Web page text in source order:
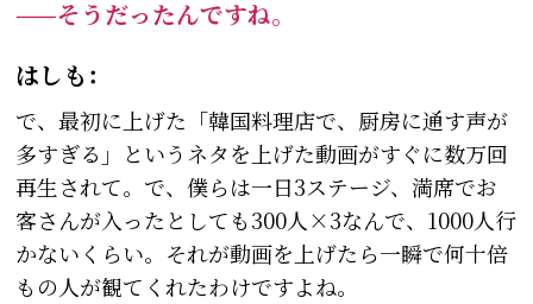
——そうだったんですね。
はしも：
で、最初に上げた「韓国料理店で、厨房に通す声が
多すぎる」というネタを上げた動画がすぐに数万回
再生されて。で、僕らは一日3ステージ、満席でお
客さんが入ったとしても300人×3なんで、1000人行
かないくらい。それが動画を上げたら一瞬で何十倍
もの人が観てくれたわけですよね。